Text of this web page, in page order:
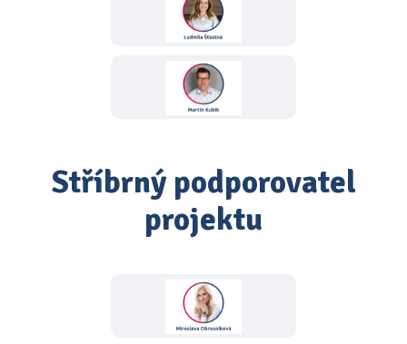
Stříbrný podporovatel
projektu